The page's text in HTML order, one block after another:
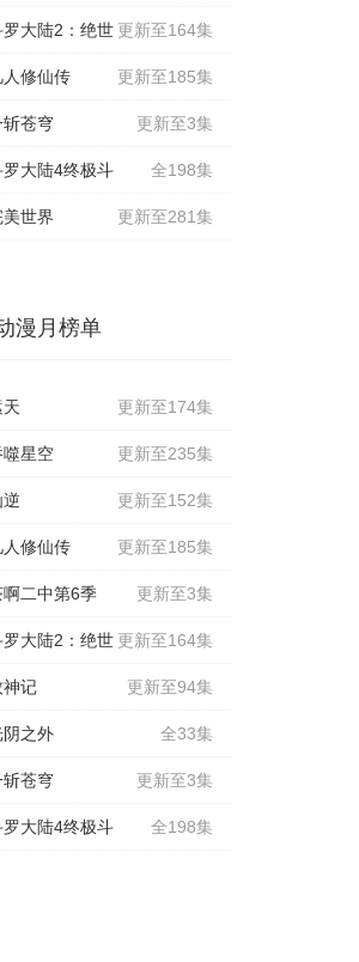
更新至164集
罗大陆2：绝世
更新至185集
人修仙传
更新至3集
斩苍穹
全198集
罗大陆4终极斗
更新至281集
美世界
漫月榜单
更新至174集
更新至235集
噬星空
更新至152集
更新至185集
人修仙传
更新至3集
啊二中第6季
更新至164集
罗大陆2：绝世
更新至94集
神记
全33集
阴之外
更新至3集
斩苍穹
全198集
罗大陆4终极斗